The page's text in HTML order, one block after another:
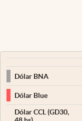
Dólar BNA
Dólar Blue
Dólar CCL (GD30,